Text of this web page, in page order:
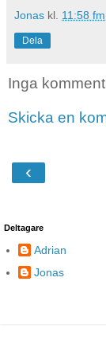
Jonas kl. 11:58 fm
Dela
Inga
Skicka en
‹
Deltagare
Adrian
Jonas